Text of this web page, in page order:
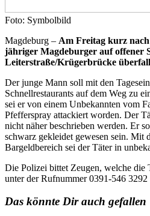
Foto: Symbolbild
Magdeburg – Am Freitag kurz
jähriger Magdeburger auf offener
Leiterstraße/Krügerbrücke
Der junge Mann soll mit den
Schnellrestaurants auf dem Weg zu
sei er von einem Unbekannten vom
Pfefferspray attackiert worden. Der
nicht näher beschrieben werden. Er
schwarz gekleidet gewesen sein. Mit
Bargeldbereich sei der Täter in
Die Polizei bittet Zeugen, welche die
unter der Rufnummer 0391-546 3292
Das könnte Dir auch gefallen